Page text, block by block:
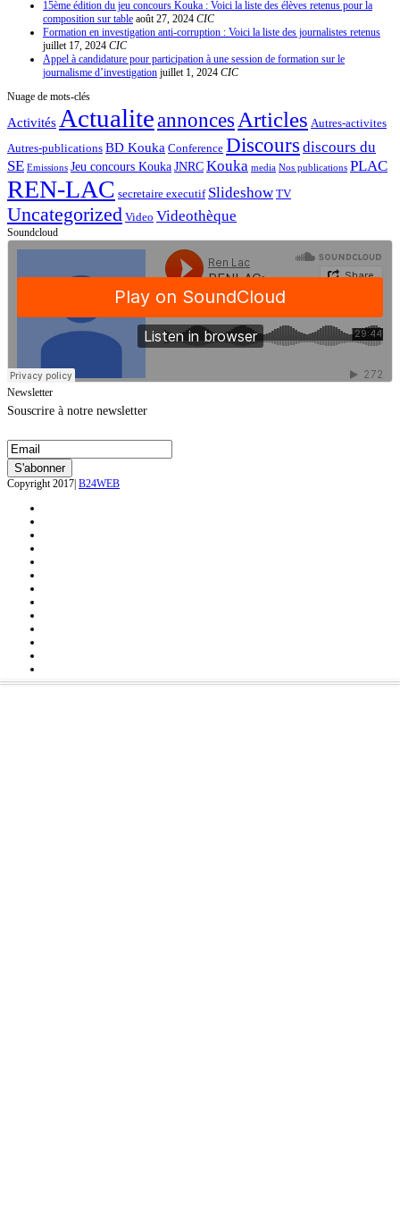
15ème édition du jeu concours Kouka : Voici la liste des élèves retenus pour la
composition sur table août 27, 2024 CIC
Formation en investigation anti-corruption : Voici la liste des journalistes retenus
juillet 17, 2024 CIC
Appel à candidature pour participation à une session de formation sur le
journalisme d’investigation juillet 1, 2024 CIC
Nuage de mots-clés
Activités Actualiteannonces Articles Autres-activites
Autres-publications BD Kouka Conference Discours discours du
SE Emissions Jeu concours KoukaJNRCKouka media Nos publications PLAC
REN-LAC secretaire executif Slideshow TV
Uncategorized Video Videothèque
Soundcloud
Newsletter
Souscrire à notre newsletter
Copyright 2017| B24WEB